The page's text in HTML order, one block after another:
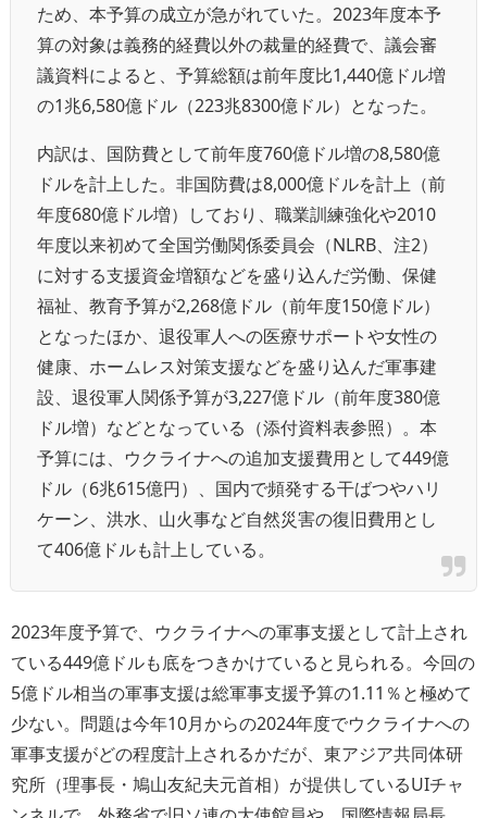
ため、本予算の成立が急がれていた。2023年度本予
算の対象は義務的経費以外の裁量的経費で、議会審
議資料によると、予算総額は前年度比1,440億ドル増
の1兆6,580億ドル（223兆8300億ドル）となった。
内訳は、国防費として前年度760億ドル増の8,580億
ドルを計上した。非国防費は8,000億ドルを計上（前
年度680億ドル増）しており、職業訓練強化や2010
年度以来初めて全国労働関係委員会（NLRB、注2）
に対する支援資金増額などを盛り込んだ労働、保健
福祉、教育予算が2,268億ドル（前年度150億ドル）
となったほか、退役軍人への医療サポートや女性の
健康、ホームレス対策支援などを盛り込んだ軍事建
設、退役軍人関係予算が3,227億ドル（前年度380億
ドル増）などとなっている（添付資料表参照）。本
予算には、ウクライナへの追加支援費用として449億
ドル（6兆615億円）、国内で頻発する干ばつやハリ
ケーン、洪水、山火事など自然災害の復旧費用とし
て406億ドルも計上している。
2023年度予算で、ウクライナへの軍事支援として計上され
ている449億ドルも底をつきかけていると見られる。今回の
5億ドル相当の軍事支援は総軍事支援予算の1.11％と極めて
少ない。問題は今年10月からの2024年度でウクライナへの
軍事支援がどの程度計上されるかだが、東アジア共同体研
究所（理事長・鳩山友紀夫元首相）が提供しているUIチャ